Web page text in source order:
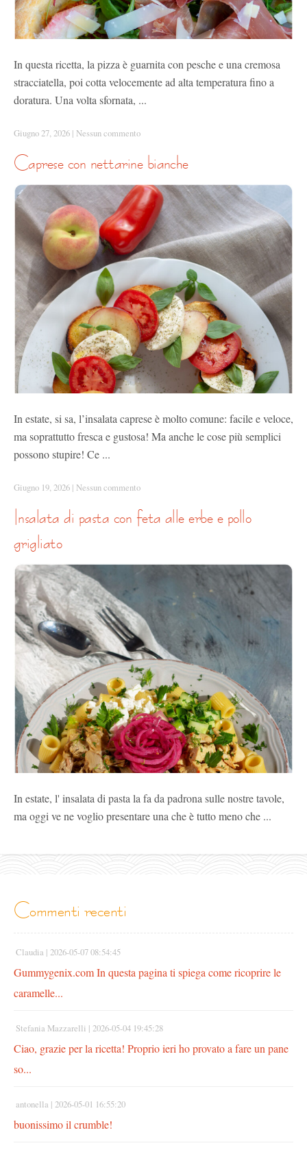
In questa ricetta, la pizza è guarnita con pesche e una cremosa
stracciatella, poi cotta velocemente ad alta temperatura fino a
doratura. Una volta sfornata, ...
Giugno 27, 2026 | Nessun commento
caprese con nettarine bianche
In estate, si sa, l’insalata caprese è molto comune: facile e veloce,
ma soprattutto fresca e gustosa! Ma anche le cose più semplici
possono stupire! Ce ...
Giugno 19, 2026 | Nessun commento
insalata di pasta con feta alle erbe e pollo
grigliato
In estate, l' insalata di pasta la fa da padrona sulle nostre tavole,
ma oggi ve ne voglio presentare una che è tutto meno che ...
commenti recenti
Claudia | 2026-05-07 08:54:45
Gummygenix.com In questa pagina ti spiega come ricoprire le
caramelle...
Stefania Mazzarelli | 2026-05-04 19:45:28
Ciao, grazie per la ricetta! Proprio ieri ho provato a fare un pane
so...
antonella | 2026-05-01 16:55:20
buonissimo il crumble!